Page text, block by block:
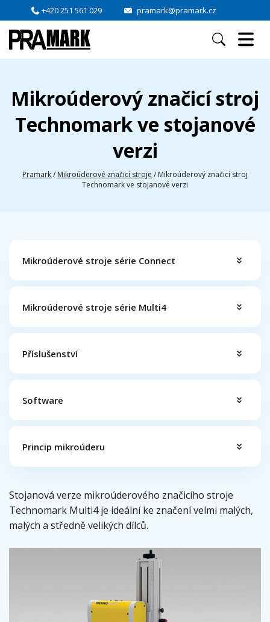
+420 251 561 029 pramark@pramark.cz
Mikroúderový značicí stroj
Technomark ve stojanové
verzi
Pramark/ Mikroúderové značicí stroje / Mikroúderový značicí stroj
Technomark ve stojanové verzi
Mikroúderové stroje série Connect
Mikroúderové stroje série Multi4
Příslušenství
Software
Princip mikroúderu
Stojanová verze mikroúderového značicího stroje
Technomark Multi4 je ideální ke značení velmi malých,
malých a středně velikých dílců.